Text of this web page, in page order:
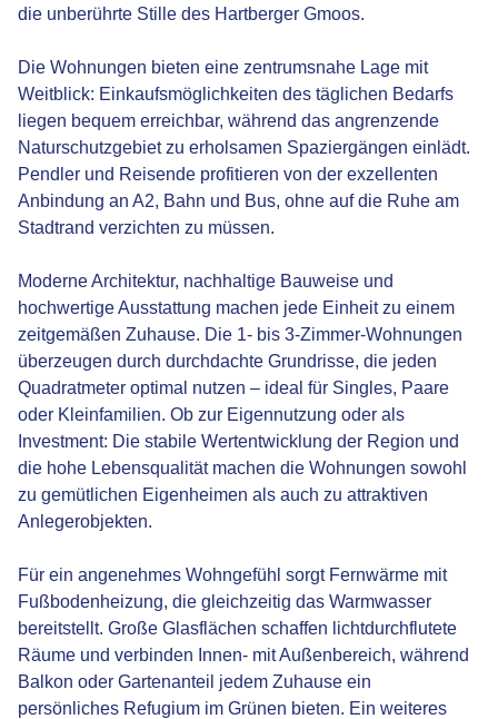
die unberührte Stille des Hartberger Gmoos.
Die Wohnungen bieten eine zentrumsnahe Lage mit
Weitblick: Einkaufsmöglichkeiten des täglichen Bedarfs
liegen bequem erreichbar, während das angrenzende
Naturschutzgebiet zu erholsamen Spaziergängen einlädt.
Pendler und Reisende profitieren von der exzellenten
Anbindung an A2, Bahn und Bus, ohne auf die Ruhe am
Stadtrand verzichten zu müssen.
Moderne Architektur, nachhaltige Bauweise und
hochwertige Ausstattung machen jede Einheit zu einem
zeitgemäßen Zuhause. Die 1- bis 3-Zimmer-Wohnungen
überzeugen durch durchdachte Grundrisse, die jeden
Quadratmeter optimal nutzen – ideal für Singles, Paare
oder Kleinfamilien. Ob zur Eigennutzung oder als
Investment: Die stabile Wertentwicklung der Region und
die hohe Lebensqualität machen die Wohnungen sowohl
zu gemütlichen Eigenheimen als auch zu attraktiven
Anlegerobjekten.
Für ein angenehmes Wohngefühl sorgt Fernwärme mit
Fußbodenheizung, die gleichzeitig das Warmwasser
bereitstellt. Große Glasflächen schaffen lichtdurchflutete
Räume und verbinden Innen- mit Außenbereich, während
Balkon oder Gartenanteil jedem Zuhause ein
persönliches Refugium im Grünen bieten. Ein weiteres